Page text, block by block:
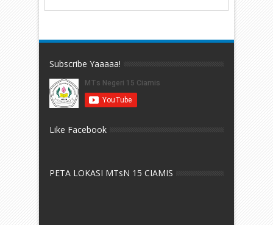
Subscribe Yaaaaa!
Like Facebook
PETA LOKASI MTsN 15 CIAMIS